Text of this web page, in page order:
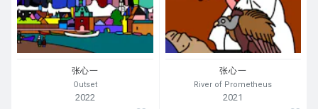
张心一
Outset
2022
张心一
River of Prometheus
2021